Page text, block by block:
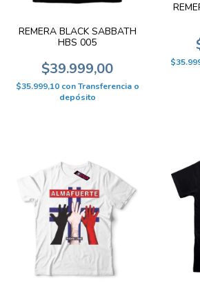
REMERA BLACK SABBATH
HBS 005
$39.999,00
$35.999,10 con Transferencia o
depósito